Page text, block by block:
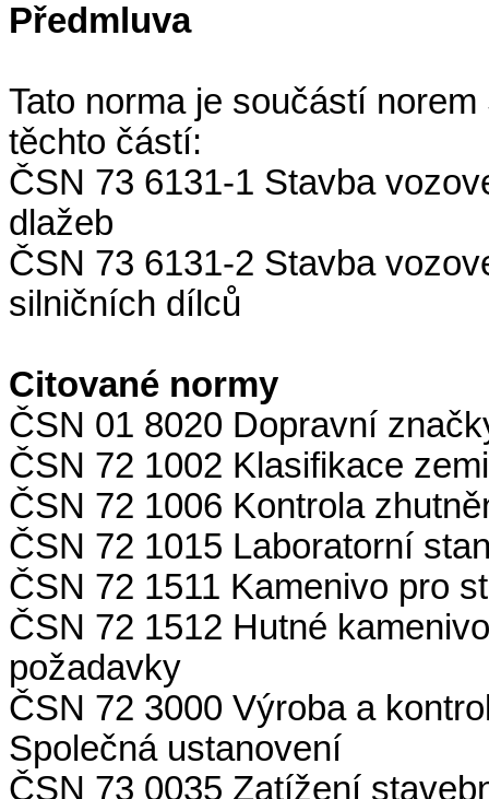
Předmluva
Tato norma je součástí
těchto částí:
ČSN 73 6131-1 Stavba
dlažeb
ČSN 73 6131-2 Stavba
silničních dílců
Citované normy
ČSN 01 8020 Dopravní
ČSN 72 1002 Klasifikace
ČSN 72 1006 Kontrola
ČSN 72 1015 Laboratorní
ČSN 72 1511 Kamenivo pro
ČSN 72 1512 Hutné
požadavky
ČSN 72 3000 Výroba a
Společná ustanovení
ČSN 73 0035 Zatížení